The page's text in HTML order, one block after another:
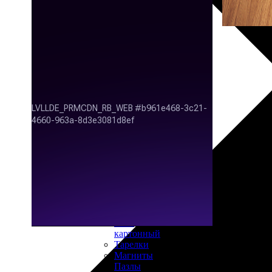
картины
ФотоПостеры
ФотоПодушки
картонный
Тарелки
Магниты
Пазлы